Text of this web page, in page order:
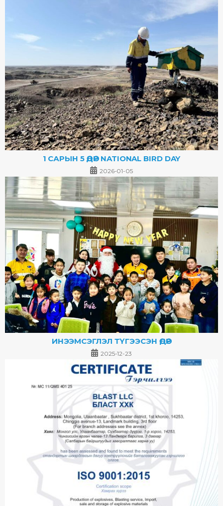
1 САРЫН 5 ӨДӨР NATIONAL BIRD DAY
2026-01-05
ИНЭЭМСЭГЛЭЛ ТҮГЭЭСЭН ӨДӨР
2025-12-23